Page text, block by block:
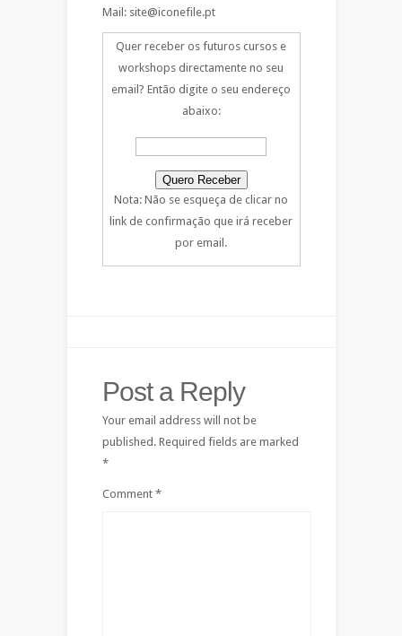
Mail: site@iconefile.pt
Quer receber os futuros cursos e
workshops directamente no seu
email? Então digite o seu endereço
abaixo:
Nota: Não se esqueça de clicar no
link de confirmação que irá receber
por email.
Post a Reply
Your email address will not be
published. Required fields are marked
*
Comment *